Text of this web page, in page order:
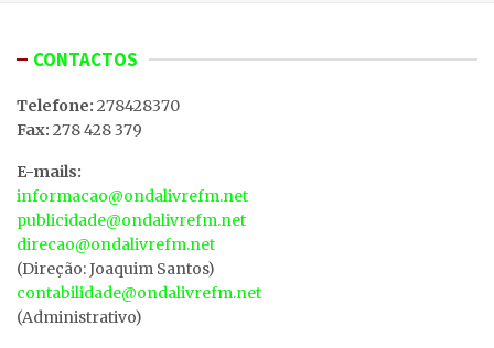
CONTACTOS
Telefone: 278428370
Fax: 278 428 379
E-mails:
informacao@ondalivrefm.net
publicidade@ondalivrefm.net
direcao@ondalivrefm.net
(Direção: Joaquim Santos)
contabilidade@ondalivrefm.net
(Administrativo)